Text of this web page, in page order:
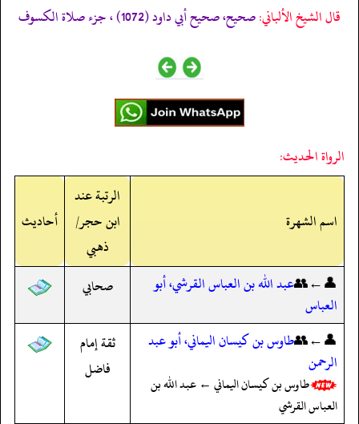
قال الشيخ الألباني:صحيح، صحيح أبي داود (1072) ، جزء صلاة الكسوف
الرواة الحديث:
اسم الشهرة
الرتبة عند
ابن حجر/
ذهبي
أحاديث
👤←👥عبد الله بن العباس القرشي، أبو
العباس
صحابي
👤←👥طاوس بن كيسان اليماني، أبو عبد
الرحمن
طاوس بن كيسان اليماني ← عبد الله بن
العباس القرشي
ثقة إمام
فاضل